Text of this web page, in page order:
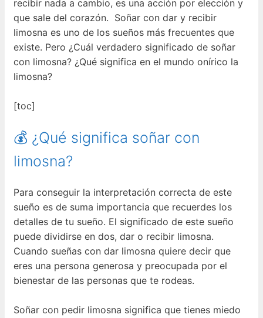
recibir nada a cambio, es una acción por elección y
que sale del corazón. Soñar con dar y recibir
limosna es uno de los sueños más frecuentes que
existe. Pero ¿Cuál verdadero significado de soñar
con limosna? ¿Qué significa en el mundo onírico la
limosna?
[toc]
💰 ¿Qué significa soñar con
limosna?
Para conseguir la interpretación correcta de este
sueño es de suma importancia que recuerdes los
detalles de tu sueño. El significado de este sueño
puede dividirse en dos, dar o recibir limosna.
Cuando sueñas con dar limosna quiere decir que
eres una persona generosa y preocupada por el
bienestar de las personas que te rodeas.
Soñar con pedir limosna significa que tienes miedo